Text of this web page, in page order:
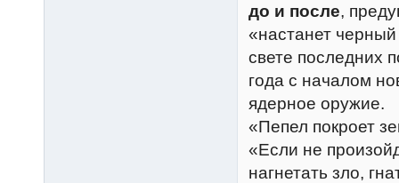
до и после,
«настанет
свете последних
года с началом
ядерное оружие.
«Пепел покроет
«Если не
нагнетать зло,